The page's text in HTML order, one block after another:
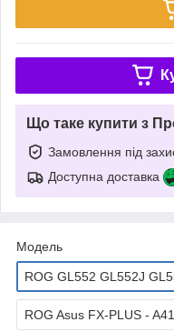
Що таке купити з
Замовлення під
Доступна доставка
Мoдель
ROG GL552 GL552J
ROG Asus FX-PLUS -